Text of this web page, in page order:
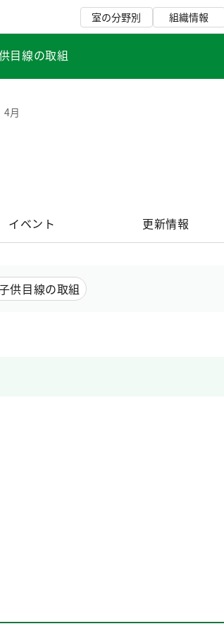
室の分野別 組織情報
目線の取組
4月
イベント 更新情報
供目線の取組